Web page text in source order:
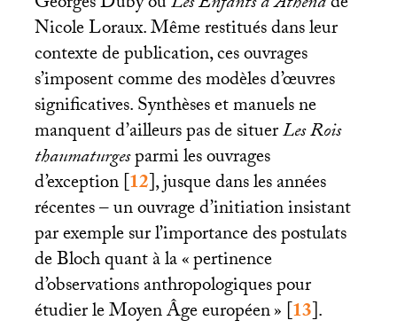
Nicole Loraux. Même restitués dans leur
contexte de publication, ces ouvrages
s’imposent comme des modèles d’œuvres
significatives. Synthèses et manuels ne
manquent d’ailleurs pas de situerLes Rois
thaumaturgesparmi les ouvrages
d’exception[12], jusque dans les années
récentes – un ouvrage d’initiation insistant
par exemple sur l’importance des postulats
de Bloch quant à la «pertinence
d’observations anthropologiques pour
étudier le Moyen Âge européen»[13].